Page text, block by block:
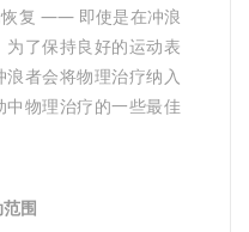
恢复 —— 即使是在冲浪
了保持良好的运动表
者会将物理治疗纳入
物理治疗的一些最佳
围